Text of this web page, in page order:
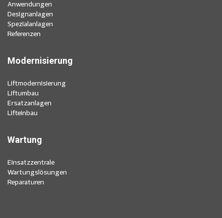
Anwendungen
Designanlagen
Spezialanlagen
Referenzen
Modernisierung
Liftmodernisierung
Liftumbau
Ersatzanlagen
Lifteinbau
Wartung
Einsatzzentrale
Wartungslösungen
Reparaturen